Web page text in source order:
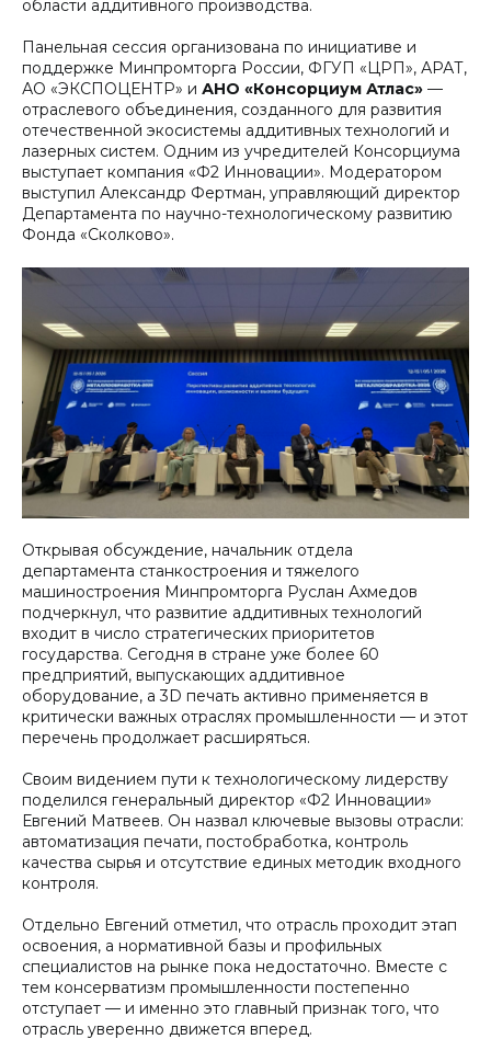
области аддитивного производства.
Панельная сессия организована по инициативе и
поддержке Минпромторга России, ФГУП «ЦРП», АРАТ,
АО «ЭКСПОЦЕНТР» и АНО «Консорциум Атлас» —
отраслевого объединения, созданного для развития
отечественной экосистемы аддитивных технологий и
лазерных систем. Одним из учредителей Консорциума
выступает компания «Ф2 Инновации». Модератором
выступил Александр Фертман, управляющий директор
Департамента по научно-технологическому развитию
Фонда «Сколково».
Открывая обсуждение, начальник отдела
департамента станкостроения и тяжелого
машиностроения Минпромторга Руслан Ахмедов
подчеркнул, что развитие аддитивных технологий
входит в число стратегических приоритетов
государства. Сегодня в стране уже более 60
предприятий, выпускающих аддитивное
оборудование, а 3D печать активно применяется в
критически важных отраслях промышленности — и этот
перечень продолжает расширяться.
Своим видением пути к технологическому лидерству
поделился генеральный директор «Ф2 Инновации»
Евгений Матвеев. Он назвал ключевые вызовы отрасли:
автоматизация печати, постобработка, контроль
качества сырья и отсутствие единых методик входного
контроля.
Отдельно Евгений отметил, что отрасль проходит этап
освоения, а нормативной базы и профильных
специалистов на рынке пока недостаточно. Вместе с
тем консерватизм промышленности постепенно
отступает — и именно это главный признак того, что
отрасль уверенно движется вперед.